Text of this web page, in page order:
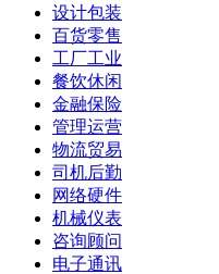
设计包装
百货零售
工厂工业
餐饮休闲
金融保险
管理运营
物流贸易
司机后勤
网络硬件
机械仪表
咨询顾问
电子通讯